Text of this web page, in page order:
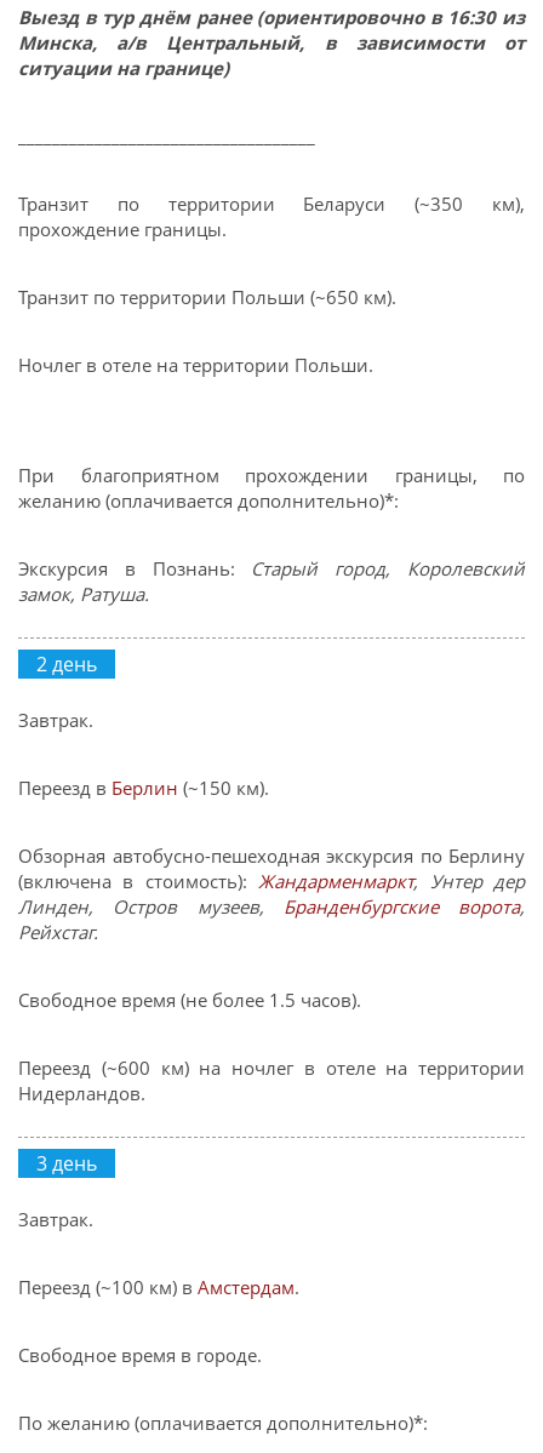
Выезд в тур днём ранее (ориентировочно в 16:30 из
Минска, а/в Центральный, в зависимости от
ситуации на границе)
Транзит по территории Беларуси (~350 км),
прохождение границы.
Транзит по территории Польши (~650 км).
Ночлег в отеле на территории Польши.
При благоприятном прохождении границы, по
желанию (оплачивается дополнительно)*:
Экскурсия в Познань: Старый город, Королевский
замок, Ратуша.
2 день
Завтрак.
Переезд в Берлин (~150 км).
Обзорная автобусно-пешеходная экскурсия по Берлину
(включена в стоимость): Жандарменмаркт, Унтер дер
Линден, Остров музеев, Бранденбургские ворота,
Рейхстаг.
Свободное время (не более 1.5 часов).
Переезд (~600 км) на ночлег в отеле на территории
Нидерландов.
3 день
Завтрак.
Переезд (~100 км) в Амстердам.
Свободное время в городе.
По желанию (оплачивается дополнительно)*: